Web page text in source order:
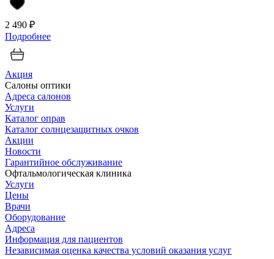
2 490 ₽
Подробнее
Акция
Салоны оптики
Адреса салонов
Услуги
Каталог оправ
Каталог солнцезащитных очков
Акции
Новости
Гарантийное обслуживание
Офтальмологическая клиника
Услуги
Цены
Врачи
Оборудование
Адреса
Информация для пациентов
Независимая оценка качества условий оказания услуг